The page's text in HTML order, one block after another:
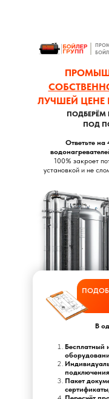
Ответьте на
100% закроет
установкой и не
В
Бесплатный
Пакет
ЛУЧШЕЙ ЦЕНЕ
ПОДБЕРЁМ
ПОД